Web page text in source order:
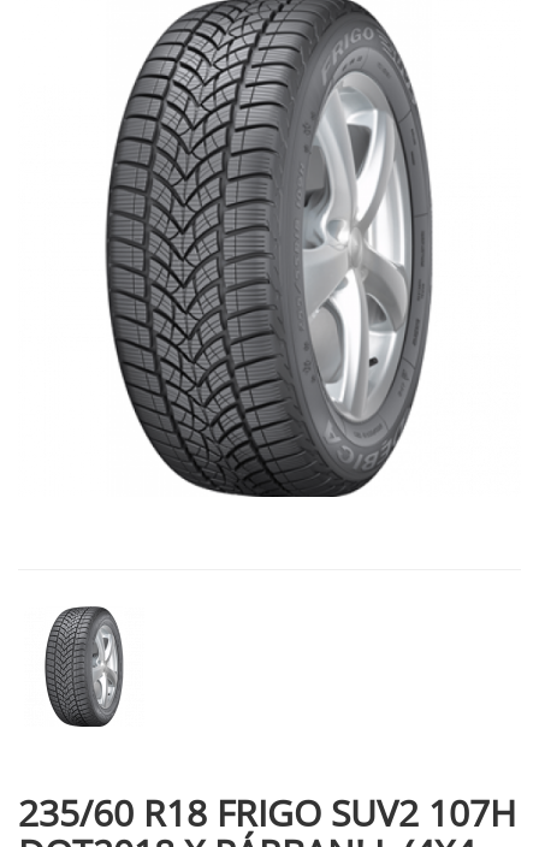
235/60 R18 FRIGO SUV2 107H